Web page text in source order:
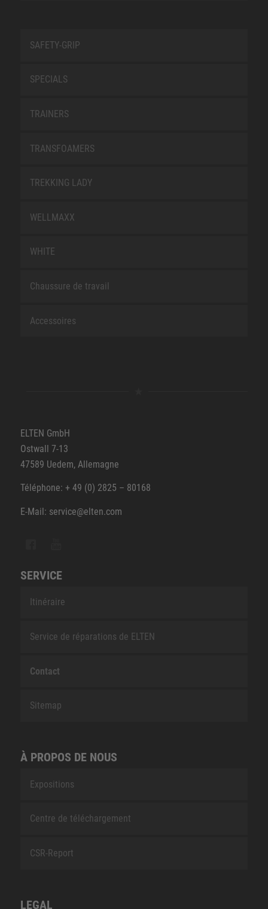
SAFETY-GRIP
SPECIALS
TRAINERS
TRANSFOAMERS
TREKKING LADY
WELLMAXX
WHITE
Chaussure de travail
Accessoires
ELTEN GmbH
Ostwall 7-13
47589 Uedem, Allemagne
Téléphone: + 49 (0) 2825 – 80168
E-Mail: service@elten.com
SERVICE
Itinéraire
Service de réparations de ELTEN
Contact
Sitemap
À PROPOS DE NOUS
Expositions
Centre de téléchargement
CSR-Report
LEGAL